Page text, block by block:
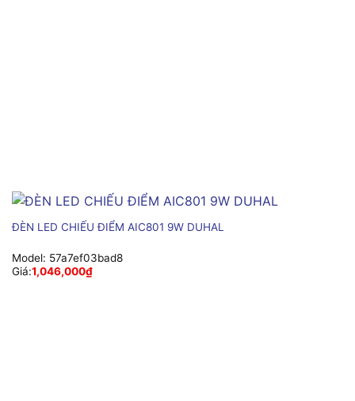
ĐÈN LED CHIẾU ĐIỂM AIC801 9W DUHAL
Model: 57a7ef03bad8
Giá:1,046,000₫